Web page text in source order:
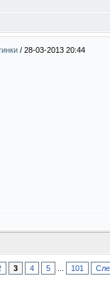
/ 28-03-2013 20:44
3 4 5 101